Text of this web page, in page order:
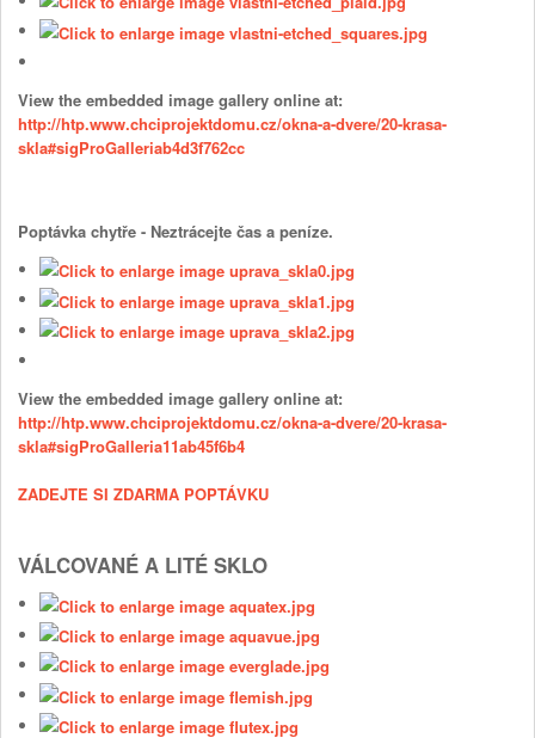
View the embedded image gallery online at:
http://htp.www.chciprojektdomu.cz/okna-a-dvere/20-krasa-
skla#sigProGalleriab4d3f762cc
Poptávka chytře - Neztrácejte čas a peníze.
View the embedded image gallery online at:
http://htp.www.chciprojektdomu.cz/okna-a-dvere/20-krasa-
skla#sigProGalleria11ab45f6b4
ZADEJTE SI ZDARMA POPTÁVKU
VÁLCOVANÉ A LITÉ SKLO